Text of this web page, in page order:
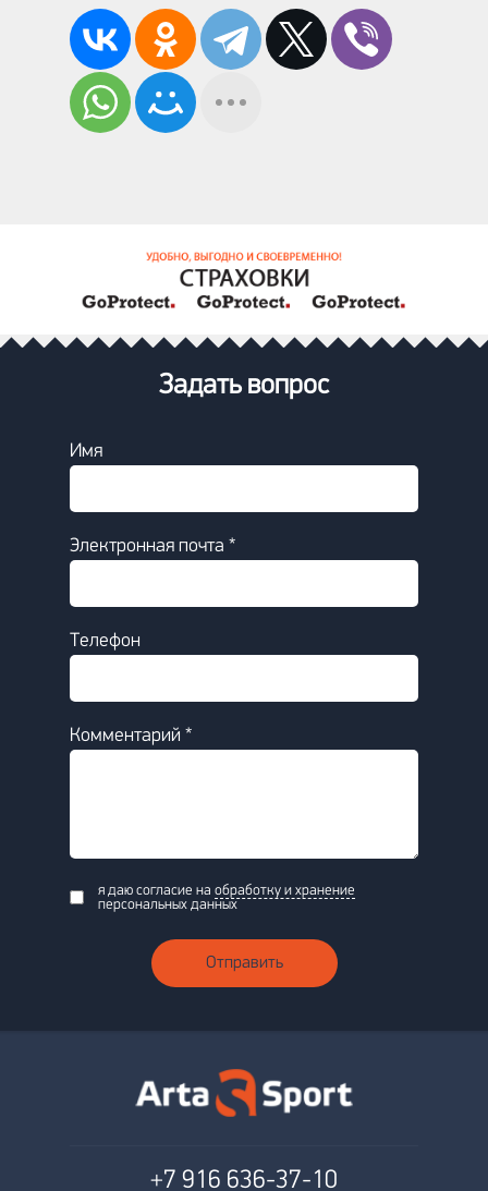
Задать вопрос
Имя
Электронная почта *
Телефон
Комментарий *
я даю согласие на обработку и хранение
персональных данных
Отправить
+7 916 636-37-10